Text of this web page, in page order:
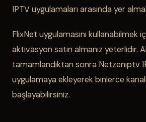
IPTV uygulamaları arasında yer
FlixNet uygulamasını kullanabilmek
aktivasyon satın almanız yeterlidir.
tamamlandıktan sonra Netzeniptv
uygulamaya ekleyerek binlerce
başlayabilirsiniz.